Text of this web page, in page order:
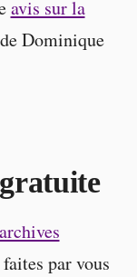
avis sur la
Dominique
par vous